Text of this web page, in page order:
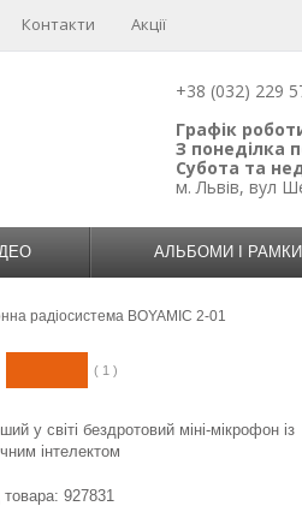
Контакти Акції
+38 (032) 229
Графік
З понеділка
Субота та
м. Львів, вул
АЛЬБОМИ І РАМКИ
радіосистема BOYAMIC 2-01
( 1 )
у світі бездротовий міні-мікрофон із
інтелектом
товара: 927831